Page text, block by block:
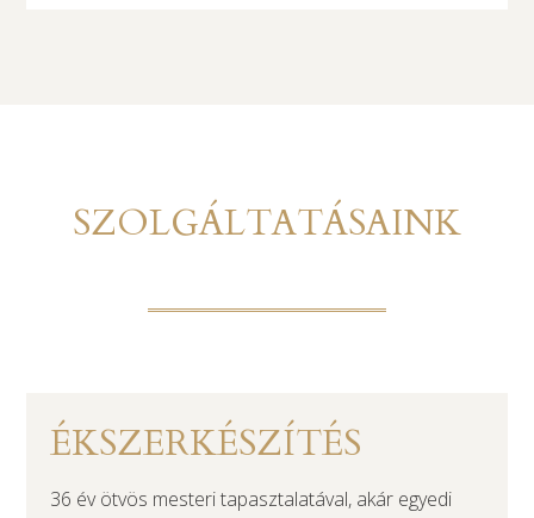
SZOLGÁLTATÁSAINK
ÉKSZERKÉSZÍTÉS
36 év ötvös mesteri tapasztalatával, akár egyedi